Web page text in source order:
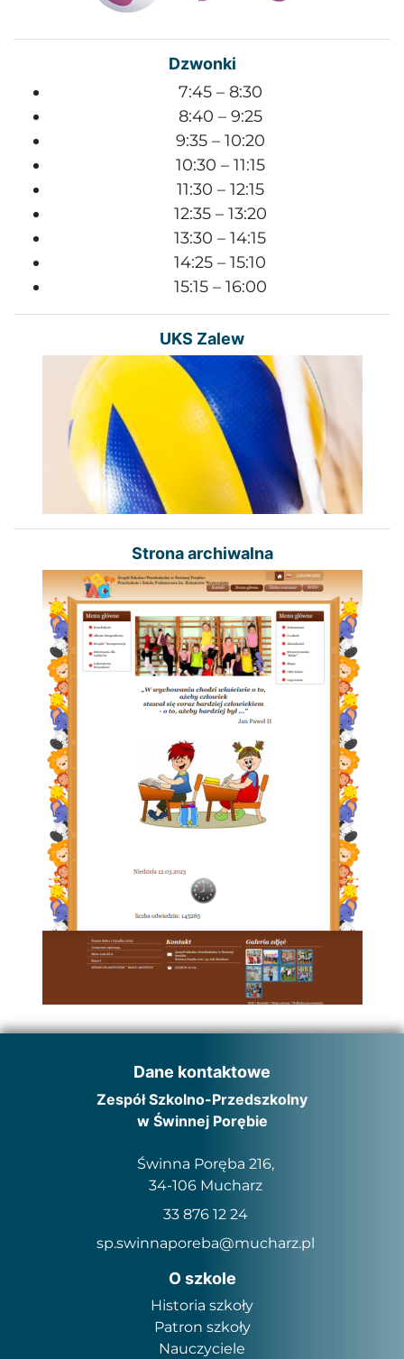
Dzwonki
7:45 – 8:30
8:40 – 9:25
9:35 – 10:20
10:30 – 11:15
11:30 – 12:15
12:35 – 13:20
13:30 – 14:15
14:25 – 15:10
15:15 – 16:00
UKS Zalew
Strona archiwalna
Dane kontaktowe
Zespół Szkolno-Przedszkolny
w Świnnej Porębie
Świnna Poręba 216,
34-106 Mucharz
33 876 12 24
sp.swinnaporeba@mucharz.pl
O szkole
Historia szkoły
Patron szkoły
Nauczyciele